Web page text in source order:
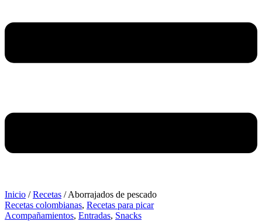
Inicio /Recetas /Aborrajados de pescado
Recetas colombianas, Recetas para picar
Acompañamientos, Entradas, Snacks